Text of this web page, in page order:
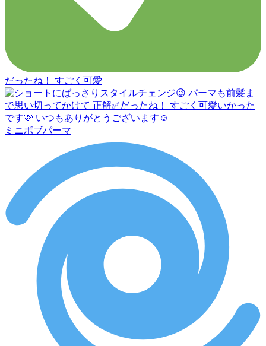
だったね！ すごく可愛
ミニボブパーマ